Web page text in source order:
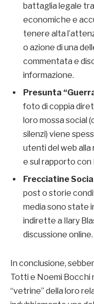
battaglia legale
economiche e
tenere alta
o azione di una
commentata e
informazione.
Presunta
foto di coppia
loro mossa social
silenzi) viene
utenti del web alla
e sul rapporto con
Frecciatine
post o storie
media sono state
indirette a Ilary
discussione online.
In conclusione,
Totti e Noemi Bocchi
“vetrine” della loro